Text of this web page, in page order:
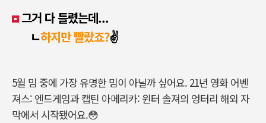
그거 다 틀렸는데...
ㄴ하지만 빨랐죠?✌️
5월 밈 중에 가장 유명한 밈이 아닐까 싶어요. 21년 영화 어벤
져스: 엔드게임과 캡틴 아메리카: 윈터 솔져의 엉터리 해외 자
막에서 시작됐어요.😳